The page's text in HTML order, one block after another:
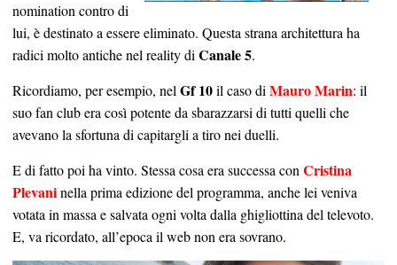
nomination contro di
lui, è destinato a essere eliminato. Questa strana architettura ha
radici molto antiche nel reality diCanale 5.
Ricordiamo, per esempio, nelGf 10il caso diMauro Marin: il
suo fan club era così potente da sbarazzarsi di tutti quelli che
avevano la sfortuna di capitargli a tiro nei duelli.
E di fatto poi ha vinto. Stessa cosa era successa conCristina
Plevaninella prima edizione del programma, anche lei veniva
votata in massa e salvata ogni volta dalla ghigliottina del televoto.
E, va ricordato, all’epoca il web non era sovrano.